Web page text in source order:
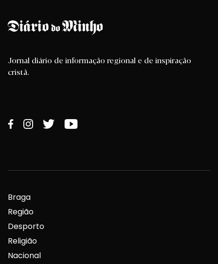
Jornal diário de informação regional e de inspiração
cristã.
Braga
Região
Desporto
Religião
Nacional